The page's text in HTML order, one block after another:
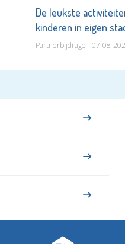
De leukste
kinderen in eigen
Partnerbijdrage - 07-08-